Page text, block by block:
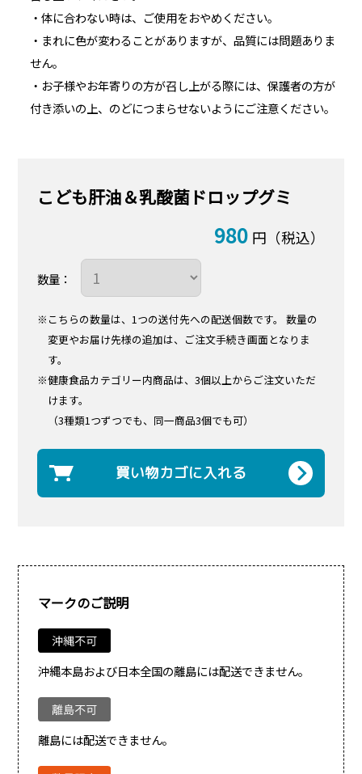
・体に合わない時は、ご使用をおやめください。
・まれに色が変わることがありますが、品質には問題ありま
せん。
・お子様やお年寄りの方が召し上がる際には、保護者の方が
付き添いの上、のどにつまらせないようにご注意ください。
こども肝油＆乳酸菌ドロップグミ
980 円（税込）
数量：
※こちらの数量は、1つの送付先への配送個数です。
数量の
変更やお届け先様の追加は、ご注文手続き画面となりま
す。
※健康食品カテゴリー内商品は、3個以上からご注文いただ
けます。
（3種類1つずつでも、同一商品3個でも可）
買い物カゴに入れる
マークのご説明
沖縄本島および日本全国の離島には配送できません。
離島には配送できません。